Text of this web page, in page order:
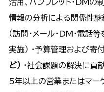
活用、パンフレット・DMの
情報の分析による関係性
（訪問・メール・DM・電話
実施） ・予算管理および
ど） ・社会課題の解決に貢
5年以上の営業またはマー